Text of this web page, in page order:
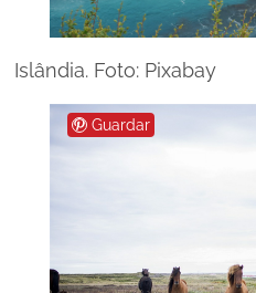
Islândia. Foto: Pixabay
Guardar